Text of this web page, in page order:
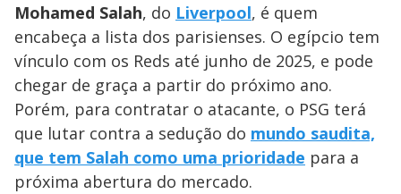
Mohamed Salah, do Liverpool, é quem
encabeça a lista dos parisienses. O egípcio tem
vínculo com os Reds até junho de 2025, e pode
chegar de graça a partir do próximo ano.
Porém, para contratar o atacante, o PSG terá
que lutar contra a sedução do mundo saudita,
que tem Salah como uma prioridade para a
próxima abertura do mercado.